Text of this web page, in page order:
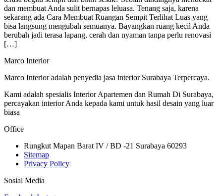
dan membuat Anda sulit bernapas leluasa. Tenang saja, karena
sekarang ada Cara Membuat Ruangan Sempit Terlihat Luas yang
bisa langsung mengubah semuanya. Bayangkan ruang kecil Anda
berubah jadi terasa lapang, cerah dan nyaman tanpa perlu renovasi
[…]
Marco Interior
Marco Interior adalah penyedia jasa interior Surabaya Terpercaya.
Kami adalah spesialis Interior Apartemen dan Rumah Di Surabaya,
percayakan interior Anda kepada kami untuk hasil desain yang luar
biasa
Office
Rungkut Mapan Barat IV / BD -21 Surabaya 60293
Sitemap
Privacy Policy
Sosial Media